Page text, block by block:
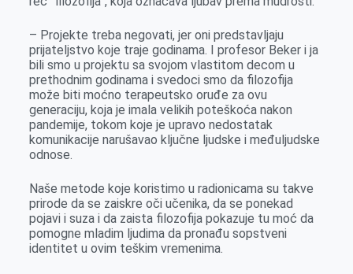
– Projekte treba negovati, jer oni predstavljaju
prijateljstvo koje traje godinama. I profesor Beker i ja
bili smo u projektu sa svojom vlastitom decom u
prethodnim godinama i svedoci smo da filozofija
može biti moćno terapeutsko oruđe za ovu
generaciju, koja je imala velikih poteškoća nakon
pandemije, tokom koje je upravo nedostatak
komunikacije narušavao ključne ljudske i međuljudske
odnose.
Naše metode koje koristimo u radionicama su takve
prirode da se zaiskre oči učenika, da se ponekad
pojavi i suza i da zaista filozofija pokazuje tu moć da
pomogne mladim ljudima da pronađu sopstveni
identitet u ovim teškim vremenima.